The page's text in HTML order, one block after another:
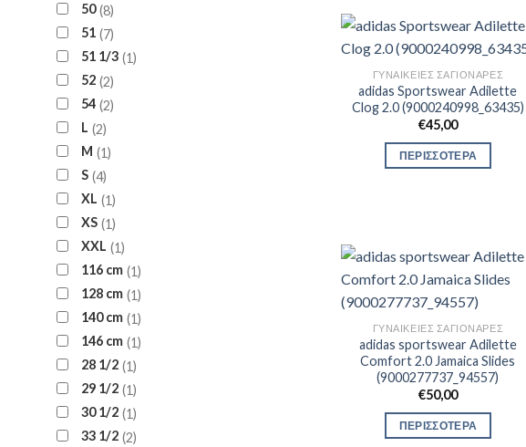
50 8
51 7
51 1/3 1
52 2
54 2
L 2
M 1
S 4
XL 1
XS 1
XXL 1
116 cm 1
128 cm 1
140 cm 1
146 cm 1
28 1/2 1
29 1/2 1
30 1/2 1
33 1/2 2
ΓΥΝΑΙΚΕΊΕΣ ΣΑΓΙΟΝΆΡΕΣ
adidas Sportswear Adilette
Clog 2.0 (9000240998_63435)
€45,00
ΠΕΡΙΣΣΟΤΕΡΑ
ΓΥΝΑΙΚΕΊΕΣ ΣΑΓΙΟΝΆΡΕΣ
adidas sportswear Adilette
Comfort 2.0 Jamaica Slides
(9000277737_94557)
€50,00
ΠΕΡΙΣΣΟΤΕΡΑ